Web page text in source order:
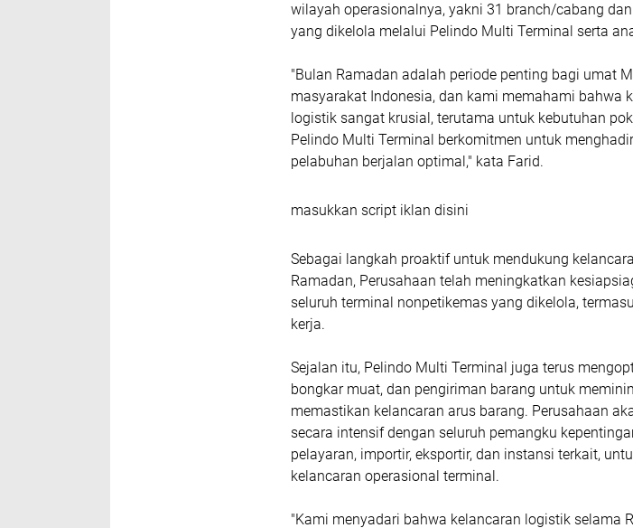
wilayah operasionalnya, yakni 31 branch/cabang
yang dikelola melalui Pelindo Multi Terminal serta
"Bulan Ramadan adalah periode penting bagi umat
masyarakat Indonesia, dan kami memahami bahwa
logistik sangat krusial, terutama untuk kebutuhan
Pelindo Multi Terminal berkomitmen untuk
pelabuhan berjalan optimal," kata Farid.
masukkan script iklan disini
Sebagai langkah proaktif untuk mendukung
Ramadan, Perusahaan telah meningkatkan
seluruh terminal nonpetikemas yang dikelola,
kerja.
Sejalan itu, Pelindo Multi Terminal juga terus
bongkar muat, dan pengiriman barang untuk
memastikan kelancaran arus barang. Perusahaan
secara intensif dengan seluruh pemangku
pelayaran, importir, eksportir, dan instansi terkait,
kelancaran operasional terminal.
"Kami menyadari bahwa kelancaran logistik selama